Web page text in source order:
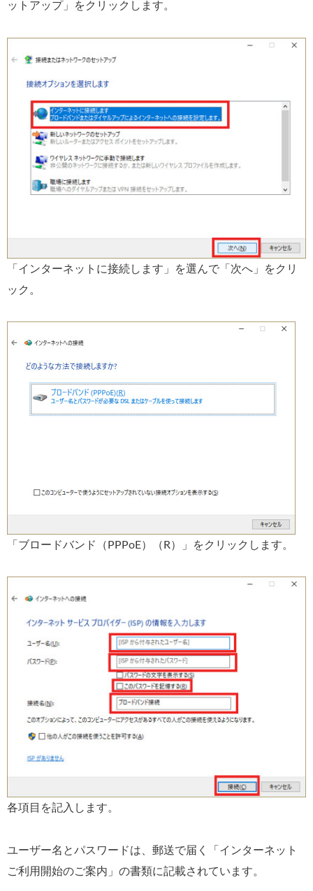
ットアップ」をクリックします。
「インターネットに接続します」を選んで「次へ」をクリ
ック。
「ブロードバンド（PPPoE）（R）」をクリックします。
各項目を記入します。
ユーザー名とパスワードは、郵送で届く「インターネット
ご利用開始のご案内」の書類に記載されています。